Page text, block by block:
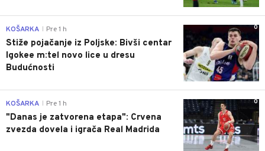
0
KOŠARKA Pre 1 h
Stiže pojačanje iz Poljske: Bivši centar
Igokee m:tel novo lice u dresu
Budućnosti
0
KOŠARKA Pre 1 h
"Danas je zatvorena etapa": Crvena
zvezda dovela i igrača Real Madrida